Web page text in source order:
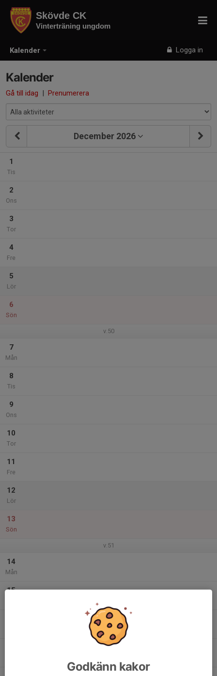
Kalender Logga in
Skövde CK
Vinterträning ungdom
Kalender
Gå till idag | Prenumerera
December 2026
1
Tis
2
Ons
3
Tor
4
Fre
5
Lör
6
Sön
v.50
7
Mån
8
Tis
9
Ons
10
Tor
11
Fre
12
Lör
13
Sön
v.51
14
Mån
15
Godkänn kakor